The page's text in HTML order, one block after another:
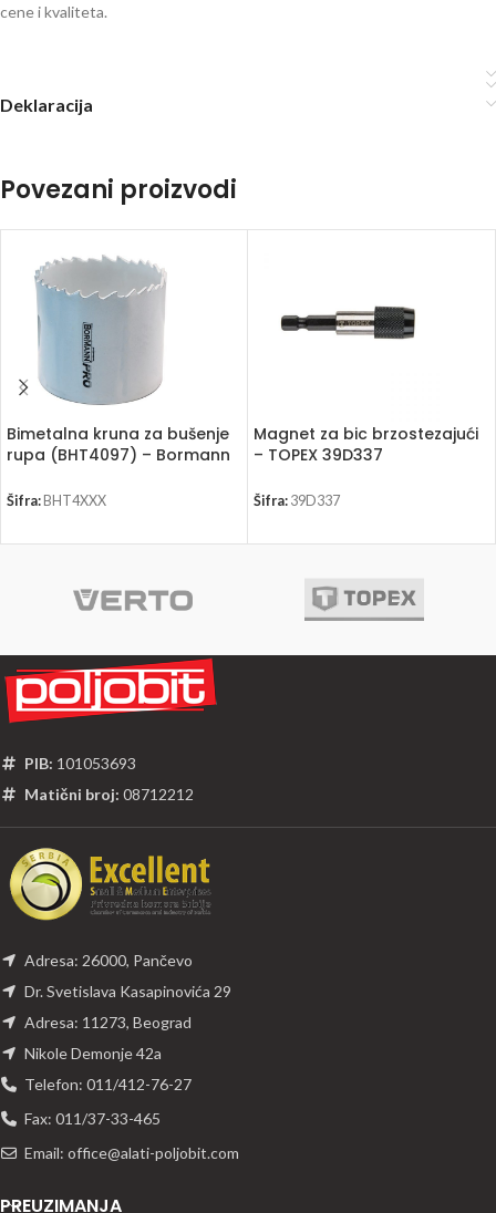
cene i kvaliteta.
Deklaracija
Povezani proizvodi
Bimetalna kruna za bušenje
rupa (BHT4097) – Bormann
Šifra: BHT4XXX
Magnet za bic brzostezajući
– TOPEX 39D337
Šifra: 39D337
PIB: 101053693
Matični broj: 08712212
Adresa: 26000, Pančevo
Dr. Svetislava Kasapinovića 29
Adresa: 11273, Beograd
Nikole Demonje 42a
Telefon: 011/412-76-27
Fax: 011/37-33-465
Email: office@alati-poljobit.com
PREUZIMANJA